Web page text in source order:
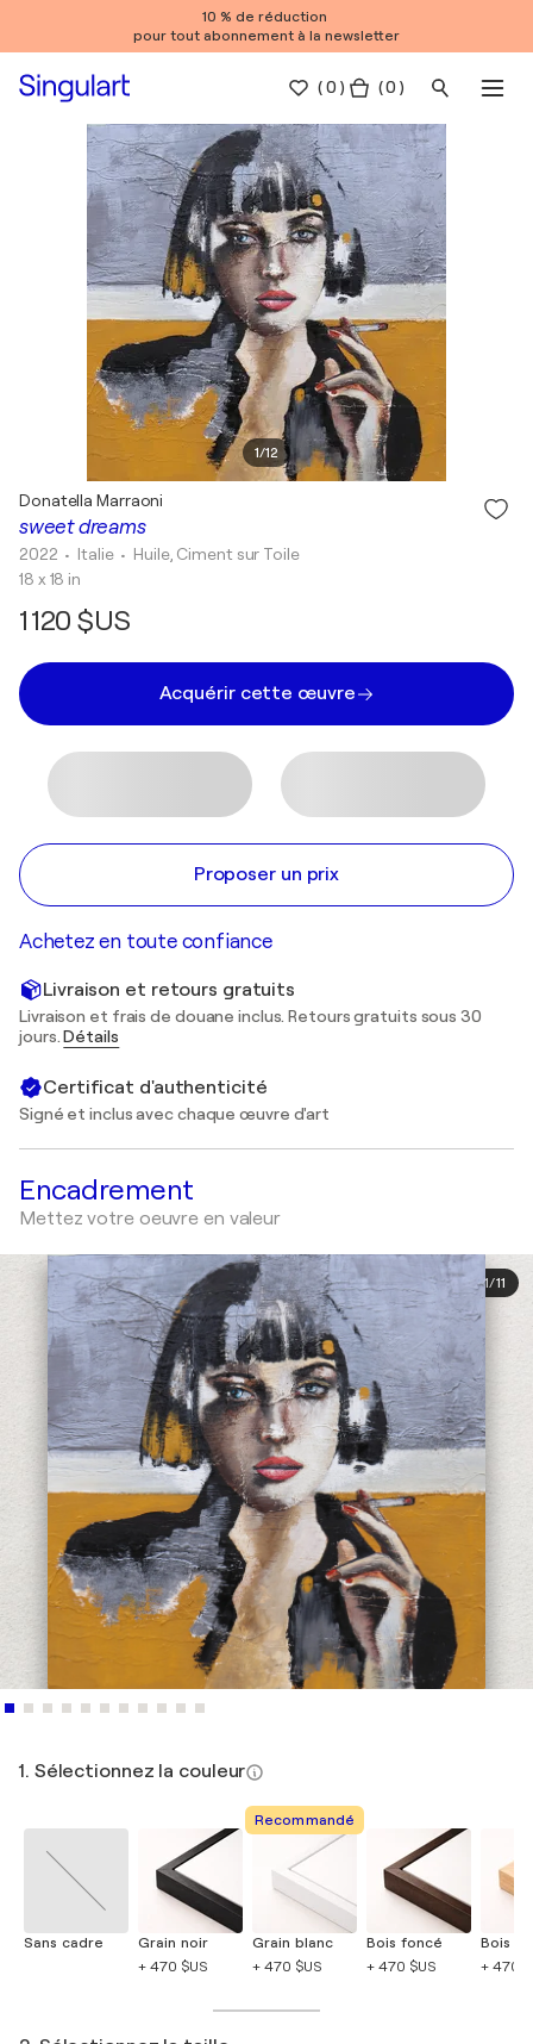
10 % de réduction
pour tout abonnement à la newsletter
(0 ) ( 0 )
1/12
sweet dreams
Donatella Marraoni
2022 • Italie • Huile, Ciment sur Toile
18 x 18 in
1 120 $US
Acquérir cette œuvre
Proposer un prix
Achetez en toute confiance
Livraison et retours gratuits
Livraison et frais de douane inclus. Retours gratuits sous 30
jours.Détails
Certificat d'authenticité
Signé et inclus avec chaque œuvre d'art
Encadrement
Mettez votre oeuvre en valeur
1/11
1. Sélectionnez la couleur
Sans cadre
Grain noir
+ 470 $US
Recommandé
Grain blanc
+ 470 $US
Bois foncé
+ 470 $US
Bois
+ 470